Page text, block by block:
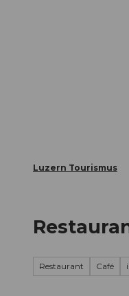
Luzern Tourismus
Restaurant Café